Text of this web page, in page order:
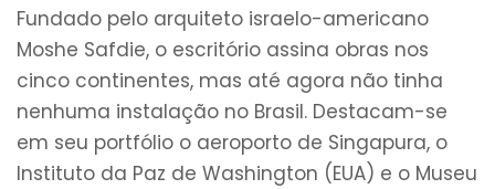
Fundado pelo arquiteto israelo-americano
Moshe Safdie, o escritório assina obras nos
cinco continentes, mas até agora não tinha
nenhuma instalação no Brasil. Destacam-se
em seu portfólio o aeroporto de Singapura, o
Instituto da Paz de Washington (EUA) e o Museu